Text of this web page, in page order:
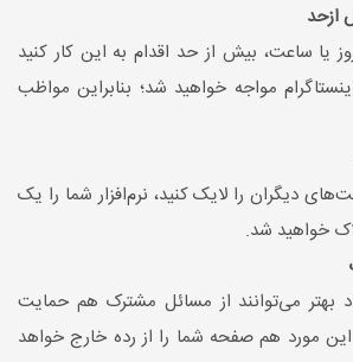
ازحد
یا ساعت، بیش از حد اقدام به این کار کنید
مواجه خواهید شد؛ بنابراین مواظب
ديگران را لایک کنید، نرم‌افزار شما را یک
خواهید شد.
بهتر می‌توانند از مسائل مشترک هم حمایت
این مورد هم صفحه شما را از رده خارج خواهد